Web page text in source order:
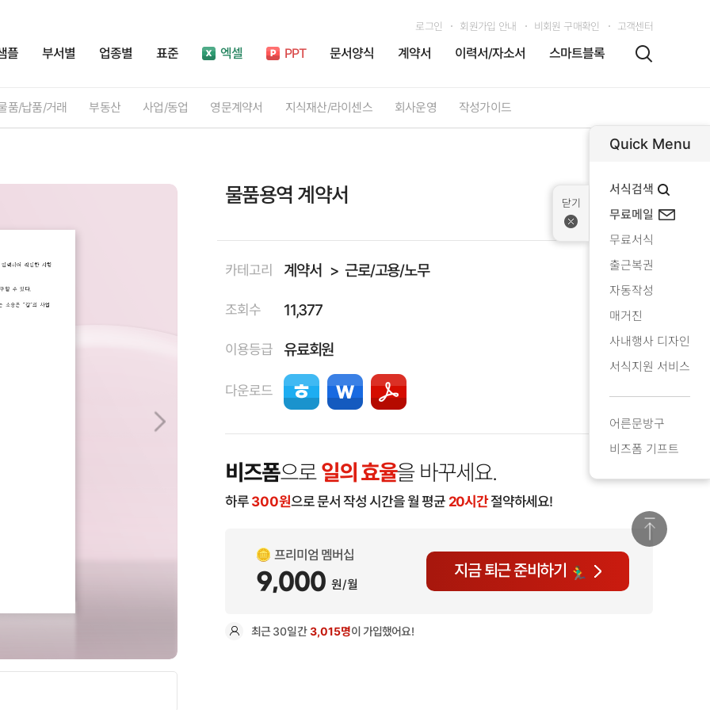
플 부서별 업종별 표준 엑셀 PPT 문서양식 계약서 이력서/자소서 스마트블록
로그인 회원가입 안내 비회원 구매확인 고객센터
품/납품/거래 부동산 사업/동업 영문계약서 지식재산/라이센스 회사운영 작성가이드
물품용역 계약서
카테고리 계약서 근로/고용/노무
조회수 11,377
이용등급 유료회원
다운로드
비즈폼으로일의 효율을 바꾸세요.
하루 300원으로 문서 작성 시간을 월 평균 20시간절약하세요!
프리미엄 멤버십
9,000 원/월
지금 퇴근 준비하기
최근30일간3,015명이 가입했어요!
Quick Menu
서식검색
무료메일
무료서식
출근복권
자동작성
매거진
사내행사 디자인
서식지원 서비스
어른문방구
비즈폼 기프트